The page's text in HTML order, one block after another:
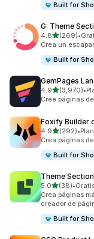
Built for
G: Theme
4.8de 5(269)
269 reseñas en
•
Crea un
Built for
GemPages
4.9de 5(3,970)
3970 reseñas•
Cree páginas
Foxify Builder
4.9de 5 estrellas
(292)
292 reseñas en
•
Crea páginas
Built for
Theme
5.0de 5(38)
38 reseñas en
•
Crea páginas
creador de
Built for